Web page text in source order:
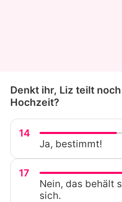
Denkt ihr, Liz teilt
Hochzeit?
14
Ja, bestimmt!
17
Nein, das behält
sich.